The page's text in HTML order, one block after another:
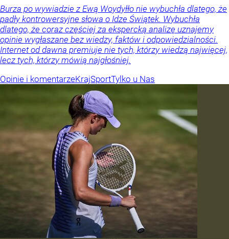
Burza po wywiadzie z Ewą Woydyłło nie wybuchła dlatego, że
padły kontrowersyjne słowa o Idze Świątek. Wybuchła
dlatego, że coraz częściej za ekspercką analizę uznajemy
opinie wygłaszane bez wiedzy, faktów i odpowiedzialności.
Internet od dawna premiuje nie tych, którzy wiedzą najwięcej,
lecz tych, którzy mówią najgłośniej.
Opinie i komentarzeKrajSportTylko u Nas